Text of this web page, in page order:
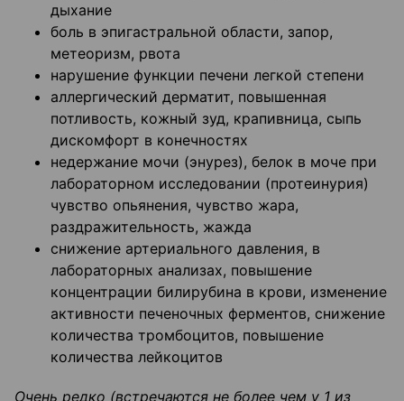
дыхание
боль в эпигастральной области, запор,
метеоризм, рвота
нарушение функции печени легкой степени
аллергический дерматит, повышенная
потливость, кожный зуд, крапивница, сыпь
дискомфорт в конечностях
недержание мочи (энурез), белок в моче при
лабораторном исследовании (протеинурия)
чувство опьянения, чувство жара,
раздражительность, жажда
снижение артериального давления, в
лабораторных анализах, повышение
концентрации билирубина в крови, изменение
активности печеночных ферментов, снижение
количества тромбоцитов, повышение
количества лейкоцитов
Очень редко (встречаются не более чем у 1 из